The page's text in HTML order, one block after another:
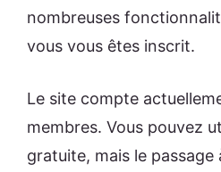
nombreuses
vous vous êtes inscrit.
Le site compte
membres. Vous pouvez
gratuite, mais le passage